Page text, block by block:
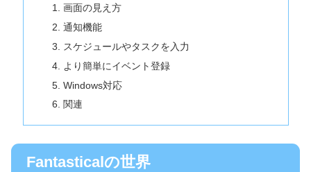
画面の見え方
通知機能
スケジュールやタスクを入力
より簡単にイベント登録
Windows対応
関連
Fantasticalの世界